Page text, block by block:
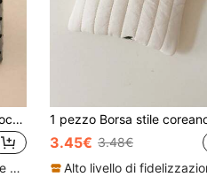
1 pezzo/Set Mini borsa di stoccaggio con design a rete a forma di cuore, borsa per il trucco in nylon trasparente portatile, borsa per pillole, borsa cosmetica minimalista con cerniera, borsa interna multifunzionale, portamonete, borsa per conservare gioielli, regalo di moda per anniversario, vacanze, ritorno a scuola, accessorio essenziale da viaggio
Alto livello di fidelizzazione dei clienti
3.45€ 3.48€